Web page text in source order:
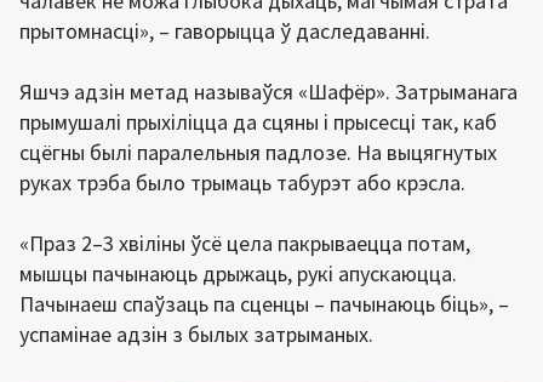
прытомнасці», – гаворыцца ў даследаванні.
Яшчэ адзін метад называўся «Шафёр». Затрыманага
прымушалі прыхіліцца да сцяны і прысесці так, каб
сцёгны былі паралельныя падлозе. На выцягнутых
руках трэба было трымаць табурэт або крэсла.
«Праз 2–3 хвіліны ўсё цела пакрываецца потам,
мышцы пачынаюць дрыжаць, рукі апускаюцца.
Пачынаеш спаўзаць па сценцы – пачынаюць біць», –
успамінае адзін з былых затрыманых.